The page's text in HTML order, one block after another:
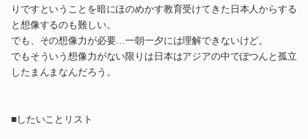
りですということを暗にほのめかす教育受けてきた日本人からする
と想像するのも難しい。
でも、その想像力が必要…一朝一夕には理解できないけど。
でもそういう想像力がない限りは日本はアジアの中でぽつんと孤立
したまんまなんだろう。
■したいことリスト